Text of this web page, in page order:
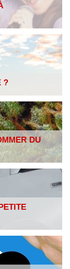
?
DU